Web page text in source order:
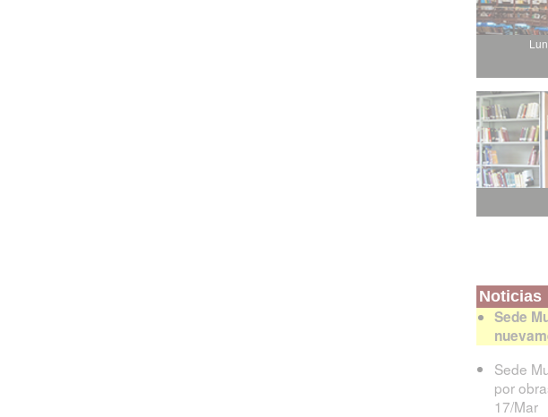
Noticias
Sede
Sede
por
17/Mar